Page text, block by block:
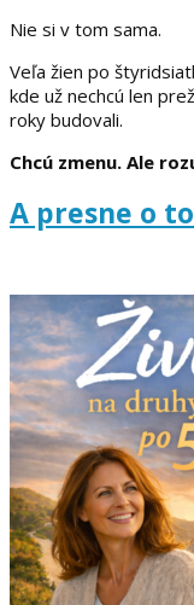
Nie si v tom sama.
Veľa žien po
kde už nechcú len
roky budovali.
Chcú zmenu. Ale
A presne o